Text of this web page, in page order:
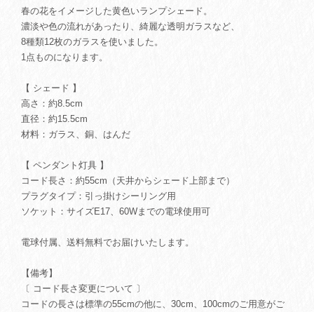
春の花をイメージした黄色いランプシェード。
濃淡や色の流れがあったり、綺麗な透明ガラスなど、
8種類12枚のガラスを使いました。
1点ものになります。
【 シェード 】
高さ：約8.5cm
直径：約15.5cm
材料：ガラス、銅、はんだ
【 ペンダント灯具 】
コード長さ：約55cm（天井からシェード上部まで）
プラグタイプ：引っ掛けシーリング用
ソケット：サイズE17、60Wまでの電球使用可
電球付属、送料無料でお届けいたします。
【備考】
〔 コード長さ変更について 〕
コードの長さは標準の55cmの他に、30cm、100cmのご用意がご